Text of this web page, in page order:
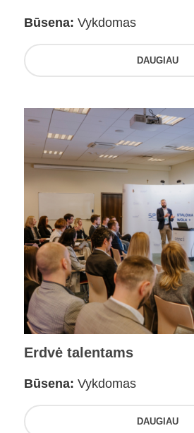
Būsena: Vykdomas
DAUGIAU
Erdvė talentams
Būsena: Vykdomas
DAUGIAU